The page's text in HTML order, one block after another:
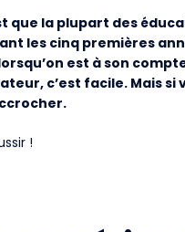
que la plupart des
les cinq premières
est à son
c’est facile. Mais
!